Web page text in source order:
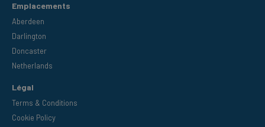
Emplacements
Aberdeen
Darlington
Doncaster
Netherlands
Légal
Terms & Conditions
Cookie Policy